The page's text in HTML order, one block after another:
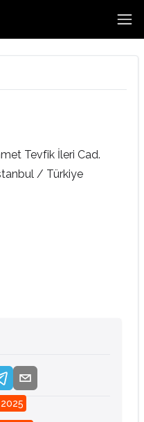
Tevfik İleri Cad.
/ Türkiye